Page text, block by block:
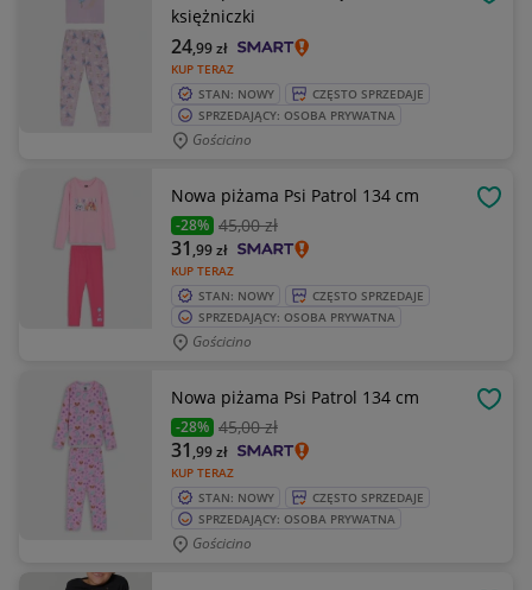
księżniczki
KUP TERAZ
24,99zł
STAN: NOWY
CZĘSTO SPRZEDAJE
SPRZEDAJĄCY: OSOBA PRYWATNA
Gościcino
Nowa piżama Psi Patrol 134 cm
-28% 45,00 zł
KUP TERAZ
31 ,99zł
STAN: NOWY
CZĘSTO SPRZEDAJE
SPRZEDAJĄCY: OSOBA PRYWATNA
Gościcino
Nowa piżama Psi Patrol 134 cm
-28% 45,00 zł
KUP TERAZ
31 ,99zł
STAN: NOWY
CZĘSTO SPRZEDAJE
SPRZEDAJĄCY: OSOBA PRYWATNA
Gościcino